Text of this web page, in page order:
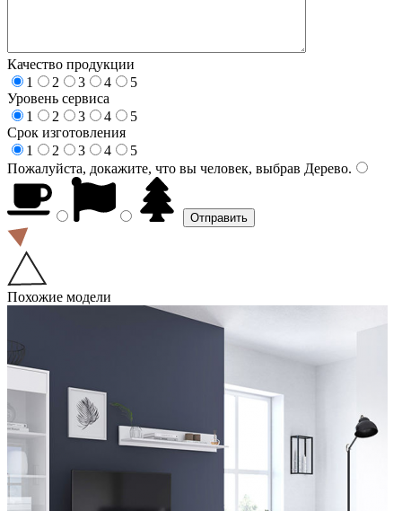
Качество продукции
1
2 3 4
5
Уровень сервиса
1
2 3 4
5
Срок изготовления
1
2 3 4
5
Пожалуйста, докажите, что вы человек, выбрав Дерево.
Похожие модели